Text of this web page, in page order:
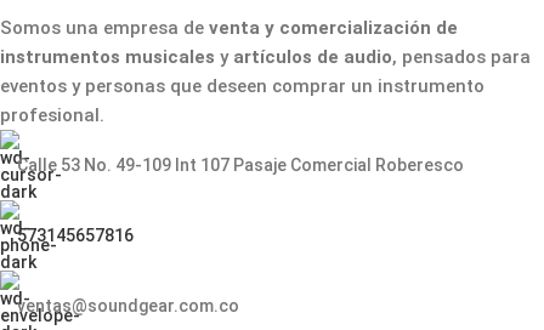
Somos una empresa de venta y comercialización de
instrumentos musicales yartículos de audio, pensados para
eventos y personas que deseen comprar un instrumento
profesional.
Calle 53 No. 49-109 Int 107 Pasaje Comercial Roberesco
573145657816
ventas@soundgear.com.co